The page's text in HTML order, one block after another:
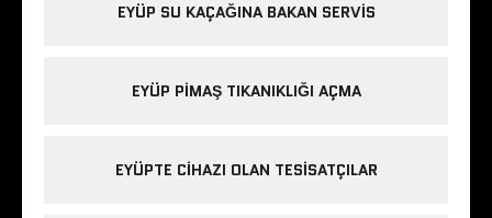
EYÜP SU KAÇAĞINA BAKAN SERVIS
EYÜP PIMAŞ TIKANIKLIĞI AÇMA
EYÜPTE CIHAZI OLAN TESISATÇILAR